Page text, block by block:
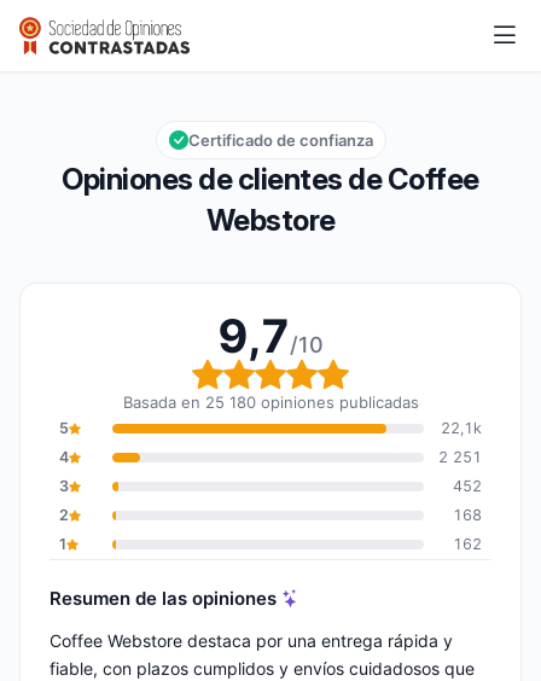
Coffee Webstore
Calificación global: 9,7 de 10
9,7/10
Opiniones de clientes de Coffee
Webstore
Certificado de confianza
9,7/10
Calificación global: 9,7
Basada en 25 180 opiniones publicadas
5
22,1k
4
2 251
3
452
2
168
1
162
Resumen de las opiniones
Coffee Webstore destaca por una entrega rápida y
fiable, con plazos cumplidos y envíos cuidadosos que